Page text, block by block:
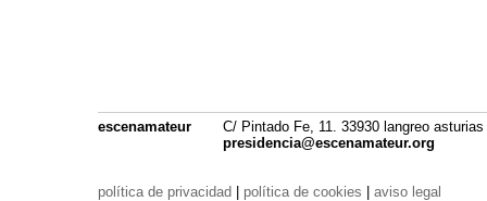
escenamateur
C/ Pintado Fe, 11. 33930 langreo asturias
presidencia@escenamateur.org
política de privacidad política de cookies aviso legal